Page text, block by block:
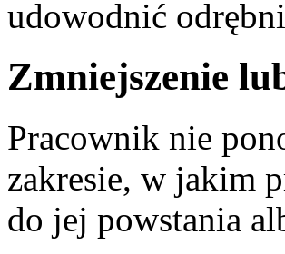
udowodnić
Zmniejszenie
Pracownik nie
zakresie, w jakim
do jej powstania